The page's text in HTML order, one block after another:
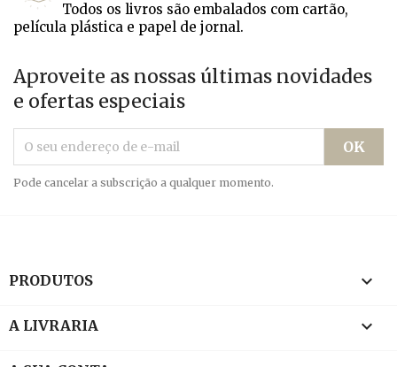
Todos os livros são embalados com cartão,
película plástica e papel de jornal.
Aproveite as nossas últimas novidades
e ofertas especiais
Pode cancelar a subscrição a qualquer momento.
PRODUTOS 
A LIVRARIA 